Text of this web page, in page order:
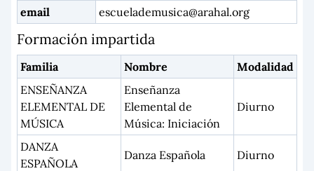
email
escuelademusica@arahal.org
Formación impartida
Familia Nombre
Modalidad
ENSEÑANZA
ELEMENTAL DE
MÚSICA
Enseñanza
Elemental de
Música: Iniciación
Diurno
DANZA
ESPAÑOLA
Danza Española Diurno